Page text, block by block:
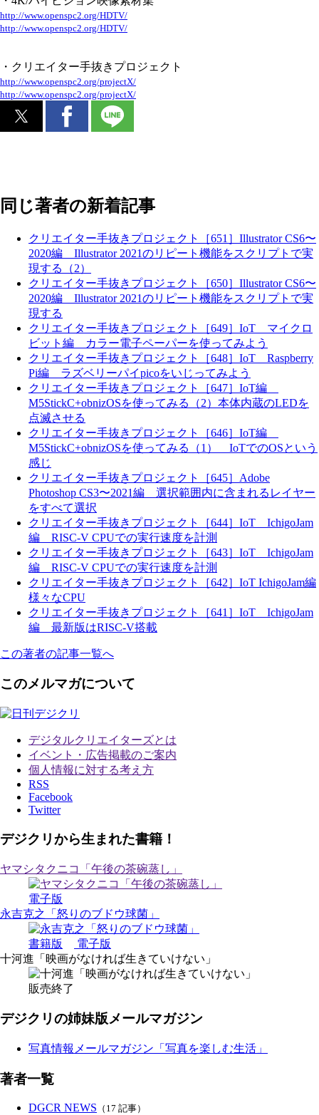
http://www.openspc2.org/HDTV/
http://www.openspc2.org/HDTV/
・クリエイター手抜きプロジェクト
http://www.openspc2.org/projectX/
http://www.openspc2.org/projectX/
同じ著者の新着記事
クリエイター手抜きプロジェクト［651］Illustrator CS6〜
2020編 Illustrator 2021のリピート機能をスクリプトで実
現する（2）
クリエイター手抜きプロジェクト［650］Illustrator CS6〜
2020編 Illustrator 2021のリピート機能をスクリプトで実
現する
クリエイター手抜きプロジェクト［649］IoT マイクロ
ビット編 カラー電子ペーパーを使ってみよう
クリエイター手抜きプロジェクト［648］IoT Raspberry
Pi編 ラズベリーパイpicoをいじってみよう
クリエイター手抜きプロジェクト［647］IoT編
M5StickC+obnizOSを使ってみる（2）本体内蔵のLEDを
点滅させる
クリエイター手抜きプロジェクト［646］IoT編
M5StickC+obnizOSを使ってみる（1） IoTでのOSという
感じ
クリエイター手抜きプロジェクト［645］Adobe
Photoshop CS3〜2021編 選択範囲内に含まれるレイヤー
をすべて選択
クリエイター手抜きプロジェクト［644］IoT IchigoJam
編 RISC-V CPUでの実行速度を計測
クリエイター手抜きプロジェクト［643］IoT IchigoJam
編 RISC-V CPUでの実行速度を計測
クリエイター手抜きプロジェクト［642］IoT IchigoJam編
様々なCPU
クリエイター手抜きプロジェクト［641］IoT IchigoJam
編 最新版はRISC-V搭載
この著者の記事一覧へ
このメルマガについて
デジタルクリエイターズとは
イベント・広告掲載のご案内
個人情報に対する考え方
RSS
Facebook
Twitter
デジクリから生まれた書籍！
ヤマシタクニコ「午後の茶碗蒸し」
電子版
永吉克之「怒りのブドウ球菌」
書籍版
電子版
十河進「映画がなければ生きていけない」
販売終了
デジクリの姉妹版メールマガジン
写真情報メールマガジン「写真を楽しむ生活」
著者一覧
DGCR NEWS （17 記事）